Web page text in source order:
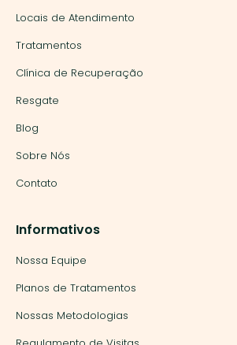
Locais de Atendimento
Tratamentos
Clínica de Recuperação
Resgate
Blog
Sobre Nós
Contato
Informativos
Nossa Equipe
Planos de Tratamentos
Nossas Metodologias